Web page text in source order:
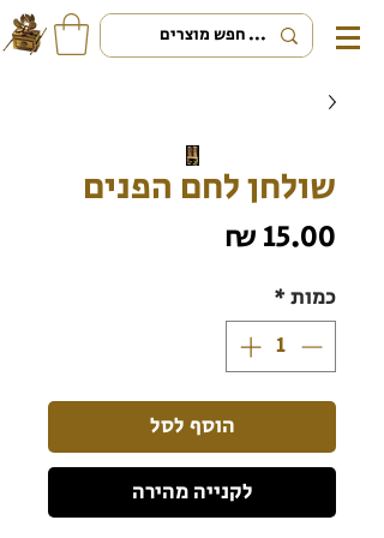
שולחן לחם הפנים
כמות*
הוסף לסל
לקנייה מהירה